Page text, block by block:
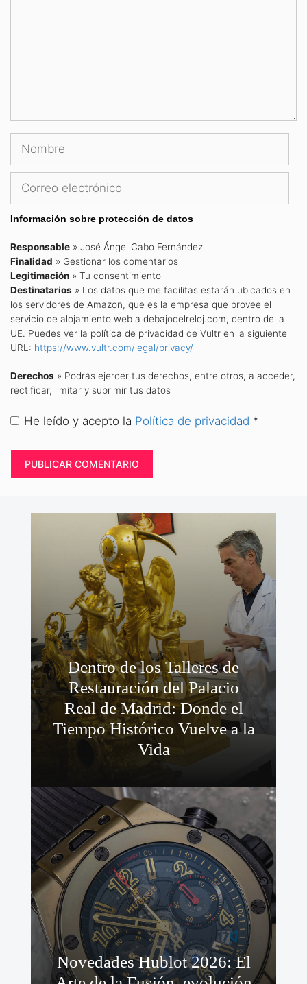
Nombre
Correo
Información sobre protección de datos
Responsable » José Ángel Cabo Fernández
Finalidad » Gestionar los comentarios
Legitimación » Tu consentimiento
Destinatarios » Los datos que me facilitas estarán ubicados en
los servidores de Amazon, que es la empresa que provee el
servicio de alojamiento web a debajodelreloj.com, dentro de la
UE. Puedes ver la política de privacidad de Vultr en la siguiente
URL: https://www.vultr.com/legal/privacy/
Derechos » Podrás ejercer tus derechos, entre otros, a acceder,
rectificar, limitar y suprimir tus datos
He leído y acepto la Política de privacidad *
Dentro de los Talleres de
Restauración del Palacio
Real de Madrid: Donde el
Tiempo Histórico Vuelve a la
Vida
Novedades Hublot 2026: El